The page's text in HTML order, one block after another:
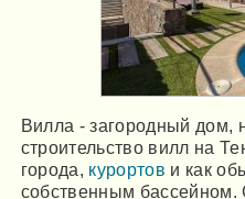
Вилла - загородный дом,
строительство вилл на
города, курортов и как
собственным бассейном.